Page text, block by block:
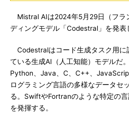
Mistral AIは2024年5月29日（フラ
ディングモデル「Codestral」を発表
Codestralはコード生成タスク用に
ている生成AI（人工知能）モデルだ
Python、Java、C、C++、
ログラミング言語の多様なデータセ
る。SwiftやFortranのような特定の
を発揮する。